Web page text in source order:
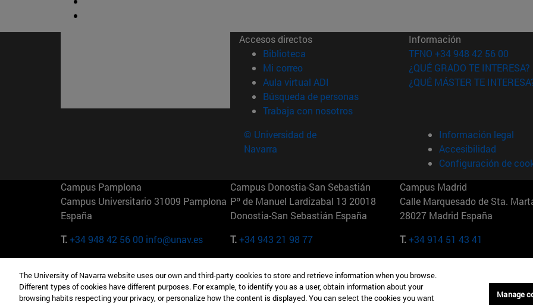
Accesos directos
Biblioteca (abre en nueva ventana)
Mi correo(abre en nueva ventana)
Aula virtual ADI (abre en nueva ventana)
Búsqueda de personas(abre en nueva ventana)
Trabaja con nosotros(abre en nueva ventana)
Información
TFNO +34 948 42 56 00
¿QUÉ GRADO TE INTERESA?
¿QUÉ MÁSTER TE
© Universidad de
Navarra
Información legal
Accesibilidad
Configuración de
Campus Pamplona
Campus Universitario 31009 Pamplona
España
T.+34 948 42 56 00 info@unav.es
Campus Donostia-San Sebastián
Pº de Manuel Lardizabal 13 20018
Donostia-San Sebastián España
T.+34 943 21 98 77
Campus Madrid
Calle Marquesado de Sta.
28027 Madrid España
T.+34 914 51 43 41
Camino del Cerro Águila 3 28023
Madrid España
165 W 57th St 10019-2201 Nueva York
EE.UU
Maria-Theresia-Straße 15
Múnich Alemania
The University of Navarra website uses our own and third-party cookies to store and retrieve information when you browse.
Different types of cookies have different purposes. For example, to identify you as a user, obtain information about your
browsing habits respecting your privacy, or personalize how the content is displayed. You can select the cookies you want
Manage